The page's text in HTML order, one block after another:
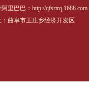
里巴巴：http://qfsrtrq.1688.com
：曲阜市王庄乡经济开发区